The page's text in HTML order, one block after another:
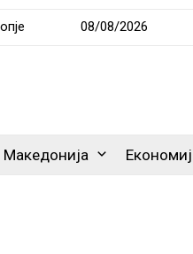
08/08/2026
Македонија